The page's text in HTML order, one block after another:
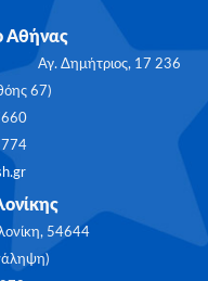
Αθήνας
Αγ. Δημήτριος, 17 236
67)
54644